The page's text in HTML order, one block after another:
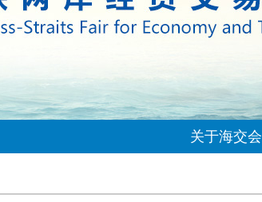
关于海交会